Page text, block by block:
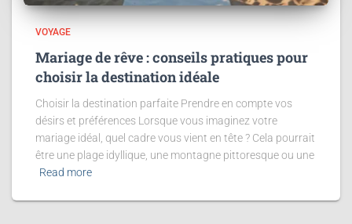
VOYAGE
Mariage de rêve : conseils pratiques pour
choisir la destination idéale
Choisir la destination parfaite Prendre en compte vos
désirs et préférences Lorsque vous imaginez votre
mariage idéal, quel cadre vous vient en tête ? Cela pourrait
être une plage idyllique, une montagne pittoresque ou une
Read more